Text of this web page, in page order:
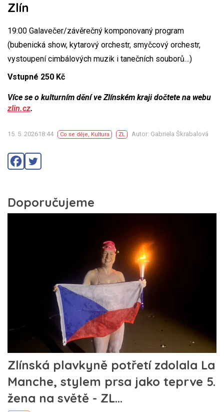
Zlín
19:00 Galavečer/závěrečný komponovaný program
(bubenická show, kytarový orchestr, smyčcový orchestr,
vystoupení cimbálových muzik i tanečních souborů…)
Vstupné 250 Kč
Více se o kulturním dění ve Zlínském kraji dočtete na webu
zlin.cz.
15. 5. 202618:44 Co se děje, Kultura ZL Autor: Gabriela Škrabalová